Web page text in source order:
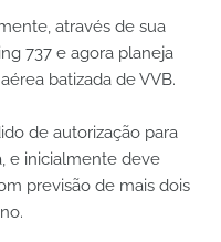
através de sua
737 e agora planeja
batizada de VVB.
de autorização para
e inicialmente deve
previsão de mais dois